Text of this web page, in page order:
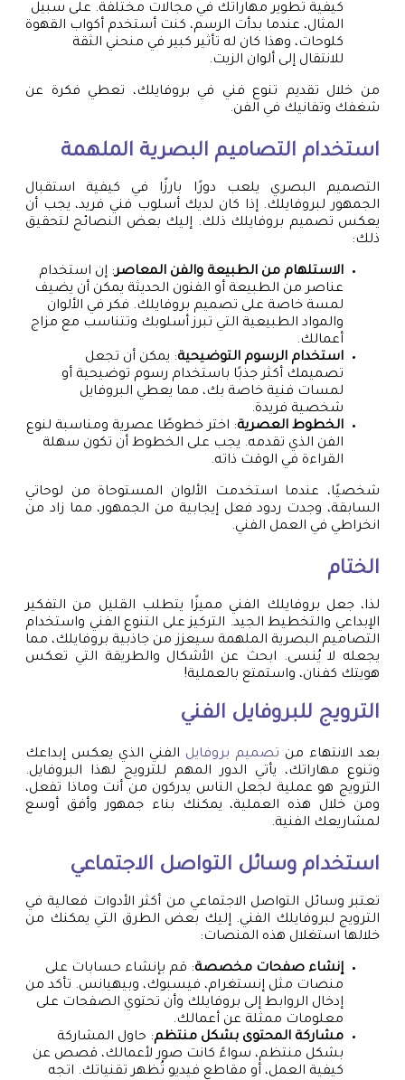
كيفية تطوير مهاراتك في مجالات مختلفة. على سبيل
المثال، عندما بدأت الرسم، كنت أستخدم أكواب القهوة
كلوحات، وهذا كان له تأثير كبير في منحني الثقة
للانتقال إلى ألوان الزيت.
من خلال تقديم تنوع فني في بروفايلك، تعطي فكرة عن
شغفك وتفانيك في الفن.
استخدام التصاميم البصرية الملهمة
التصميم البصري يلعب دورًا بارزًا في كيفية استقبال
الجمهور لبروفايلك. إذا كان لديك أسلوب فني فريد، يجب أن
يعكس تصميم بروفايلك ذلك. إليك بعض النصائح لتحقيق
ذلك:
الاستلهام من الطبيعة والفن المعاصر: إن استخدام
عناصر من الطبيعة أو الفنون الحديثة يمكن أن يضيف
لمسة خاصة على تصميم بروفايلك. فكر في الألوان
والمواد الطبيعية التي تبرز أسلوبك وتتناسب مع مزاج
أعمالك.
استخدام الرسوم التوضيحية: يمكن أن تجعل
تصميمك أكثر جذبًا باستخدام رسوم توضيحية أو
لمسات فنية خاصة بك، مما يعطي البروفايل
شخصية فريدة.
الخطوط العصرية: اختر خطوطًا عصرية ومناسبة لنوع
الفن الذي تقدمه. يجب على الخطوط أن تكون سهلة
القراءة في الوقت ذاته.
شخصيًا، عندما استخدمت الألوان المستوحاة من لوحاتي
السابقة، وجدت ردود فعل إيجابية من الجمهور، مما زاد من
انخراطي في العمل الفني.
الختام
لذا، جعل بروفايلك الفني مميزًا يتطلب القليل من التفكير
الإبداعي والتخطيط الجيد. التركيز على التنوع الفني واستخدام
التصاميم البصرية الملهمة سيعزز من جاذبية بروفايلك، مما
يجعله لا يُنسى. ابحث عن الأشكال والطريقة التي تعكس
هويتك كفنان، واستمتع بالعملية!
الترويج للبروفايل الفني
بعد الانتهاء من تصميم بروفايل الفني الذي يعكس إبداعك
وتنوع مهاراتك، يأتي الدور المهم للترويج لهذا البروفايل.
الترويج هو عملية لجعل الناس يدركون من أنت وماذا تفعل،
ومن خلال هذه العملية، يمكنك بناء جمهور وأفق أوسع
لمشاريعك الفنية.
استخدام وسائل التواصل الاجتماعي
تعتبر وسائل التواصل الاجتماعي من أكثر الأدوات فعالية في
الترويج لبروفايلك الفني. إليك بعض الطرق التي يمكنك من
خلالها استغلال هذه المنصات:
إنشاء صفحات مخصصة: قم بإنشاء حسابات على
منصات مثل إنستغرام، فيسبوك، وبيهيانس. تأكد من
إدخال الروابط إلى بروفايلك وأن تحتوي الصفحات على
معلومات ممثلة عن أعمالك.
مشاركة المحتوى بشكل منتظم: حاول المشاركة
بشكل منتظم، سواءً كانت صور لأعمالك، قصص عن
كيفية العمل، أو مقاطع فيديو تُظهر تقنياتك. اتجه